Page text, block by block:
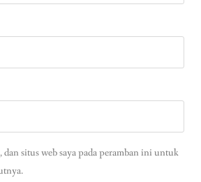
dan situs web saya pada peramban ini untuk